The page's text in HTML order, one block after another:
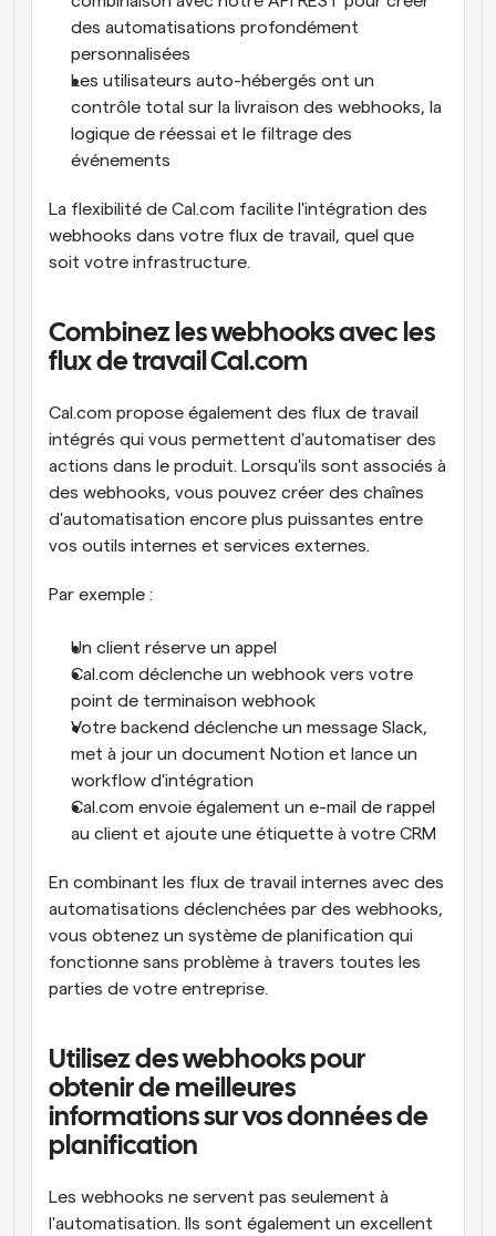
des automatisations profondément
personnalisées
Les utilisateurs auto-hébergés ont un
contrôle total sur la livraison des webhooks, la
logique de réessai et le filtrage des
événements
La flexibilité de Cal.com facilite l'intégration des
webhooks dans votre flux de travail, quel que
soit votre infrastructure.
Combinez les webhooks avec les
flux de travail Cal.com
Cal.com propose également des flux de travail
intégrés qui vous permettent d'automatiser des
actions dans le produit. Lorsqu'ils sont associés à
des webhooks, vous pouvez créer des chaînes
d'automatisation encore plus puissantes entre
vos outils internes et services externes.
Par exemple :
Un client réserve un appel
Cal.com déclenche un webhook vers votre
point de terminaison webhook
Votre backend déclenche un message Slack,
met à jour un document Notion et lance un
workflow d'intégration
Cal.com envoie également un e-mail de rappel
au client et ajoute une étiquette à votre CRM
En combinant les flux de travail internes avec des
automatisations déclenchées par des webhooks,
vous obtenez un système de planification qui
fonctionne sans problème à travers toutes les
parties de votre entreprise.
Utilisez des webhooks pour
obtenir de meilleures
informations sur vos données de
planification
Les webhooks ne servent pas seulement à
l'automatisation. Ils sont également un excellent